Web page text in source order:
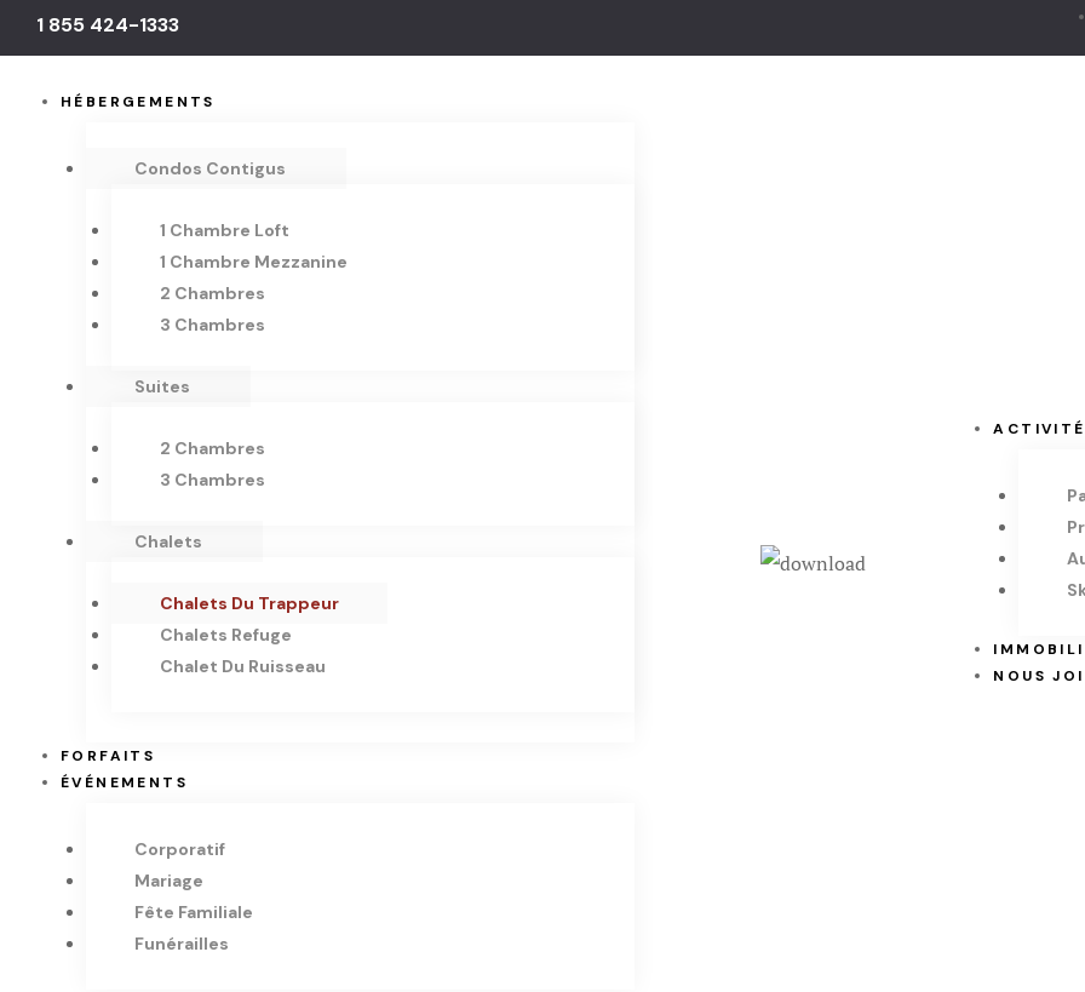
1 855 424-1333
HÉBERGEMENTS
Condos Contigus
1 Chambre Loft
1 Chambre Mezzanine
2 Chambres
3 Chambres
Suites
2 Chambres
3 Chambres
Chalets
Chalets Du Trappeur
Chalets Refuge
Chalet Du Ruisseau
FORFAITS
ÉVÉNEMENTS
Corporatif
Mariage
Fête Familiale
Funérailles
NOUS